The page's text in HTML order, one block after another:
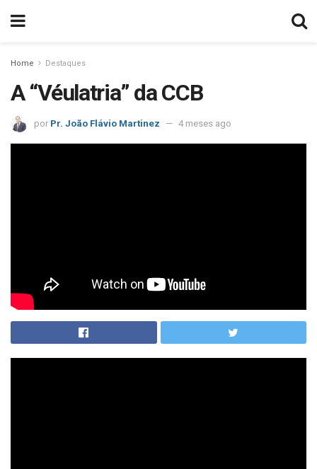
Home Destaques
A “Véulatria” da CCB
por Pr. João Flávio Martinez 4 meses ago